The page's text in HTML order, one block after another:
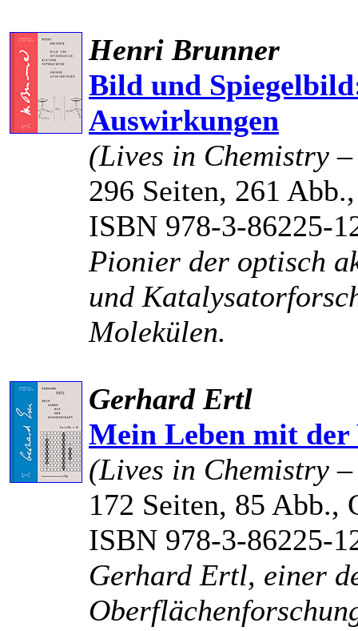
Henri Brunner
Bild und
Auswirkungen
(Lives in Chemistry
296 Seiten, 261
ISBN 978-3-86225-
Pionier der optisch
und
Molekülen.
Gerhard Ertl
Mein Leben mit der
(Lives in Chemistry
172 Seiten, 85 Abb.,
ISBN 978-3-86225-
Gerhard Ertl, einer